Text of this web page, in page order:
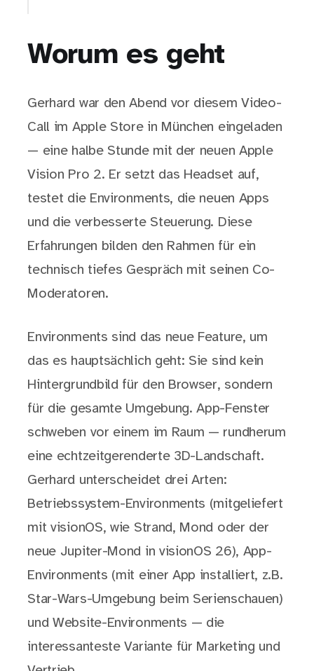
Worum es geht
Gerhard war den Abend vor diesem Video-
Call im Apple Store in München eingeladen
— eine halbe Stunde mit der neuen Apple
Vision Pro 2. Er setzt das Headset auf,
testet die Environments, die neuen Apps
und die verbesserte Steuerung. Diese
Erfahrungen bilden den Rahmen für ein
technisch tiefes Gespräch mit seinen Co-
Moderatoren.
Environments sind das neue Feature, um
das es hauptsächlich geht: Sie sind kein
Hintergrundbild für den Browser, sondern
für die gesamte Umgebung. App-Fenster
schweben vor einem im Raum — rundherum
eine echtzeitgerenderte 3D-Landschaft.
Gerhard unterscheidet drei Arten:
Betriebssystem-Environments (mitgeliefert
mit visionOS, wie Strand, Mond oder der
neue Jupiter-Mond in visionOS 26), App-
Environments (mit einer App installiert, z.B.
Star-Wars-Umgebung beim Serienschauen)
und Website-Environments — die
interessanteste Variante für Marketing und